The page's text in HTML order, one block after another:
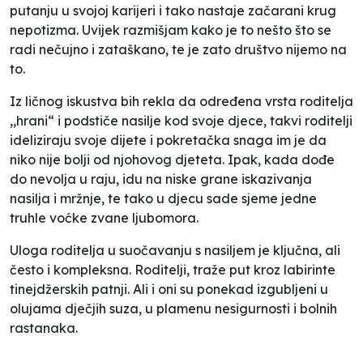
putanju u svojoj karijeri i tako nastaje začarani krug
nepotizma. Uvijek razmišjam kako je to nešto što se
radi nečujno i zataškano, te je zato društvo nijemo na
to.
Iz ličnog iskustva bih rekla da određena vrsta roditelja
,,hrani“ i podstiče nasilje kod svoje djece, takvi roditelji
ideliziraju svoje dijete i pokretačka snaga im je da
niko nije bolji od njohovog djeteta. Ipak, kada dođe
do nevolja u raju, idu na niske grane iskazivanja
nasilja i mržnje, te tako u djecu sade sjeme jedne
truhle voćke zvane ljubomora.
Uloga roditelja u suočavanju s nasiljem je ključna, ali
često i kompleksna. Roditelji, traže put kroz labirinte
tinejdžerskih patnji. Ali i oni su ponekad izgubljeni u
olujama dječjih suza, u plamenu nesigurnosti i bolnih
rastanaka.